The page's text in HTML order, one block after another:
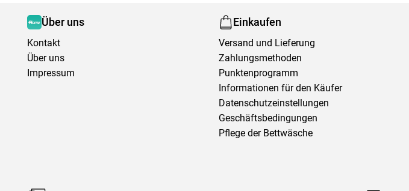
Über uns
Kontakt
Über uns
Impressum
Einkaufen
Versand und Lieferung
Zahlungsmethoden
Punktenprogramm
Informationen für den Käufer
Datenschutzeinstellungen
Geschäftsbedingungen
Pflege der Bettwäsche